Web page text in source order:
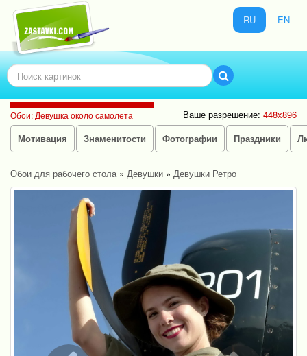
RU EN
Обои: Девушка около самолета Ваше разрешение: 448x896
Мотивация
Знаменитости Фотографии Праздники
Обои для рабочего стола» Девушки » Девушки Ретро